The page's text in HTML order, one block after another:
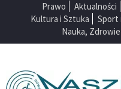
Prawo Aktualności
Kultura i Sztuka
Sport
Nauka,